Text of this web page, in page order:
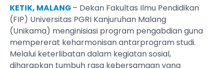
KETIK, MALANG – Dekan Fakultas Ilmu Pendidikan
(FIP) Universitas PGRI Kanjuruhan Malang
(Unikama) menginisiasi program pengabdian guna
mempererat keharmonisan antarprogram studi.
Melalui keterlibatan dalam kegiatan sosial,
diharapkan tumbuh rasa kebersamaan yang